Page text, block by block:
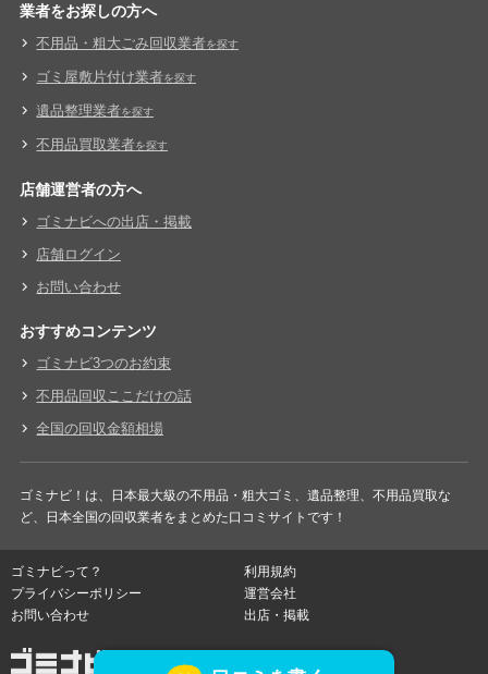
業者をお探しの方へ
不用品・粗大ごみ回収業者を探す
ゴミ屋敷片付け業者を探す
遺品整理業者を探す
不用品買取業者を探す
店舗運営者の方へ
ゴミナビへの出店・掲載
店舗ログイン
お問い合わせ
おすすめコンテンツ
ゴミナビ3つのお約束
不用品回収ここだけの話
全国の回収金額相場
ゴミナビ！は、日本最大級の不用品・粗大ゴミ、遺品整理、不用品買取な
ど、日本全国の回収業者をまとめた口コミサイトです！
ゴミナビって？
利用規約
プライバシーポリシー
運営会社
お問い合わせ
出店・掲載